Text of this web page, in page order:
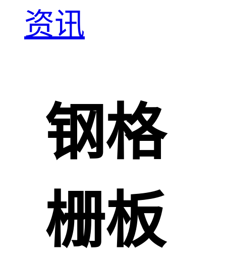
资讯
钢格
栅板